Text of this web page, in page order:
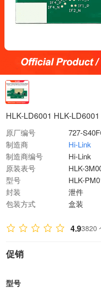
HLK-LD6001 HLK-LD6001
原厂编号
727-
制造商
Hi-Link
制造商编号
Hi-Link
原装表号
HLK-
型号
HLK-
封装
泄件
包装方式
盒装
4.93820
促销
型号